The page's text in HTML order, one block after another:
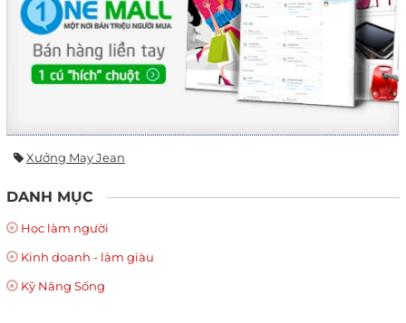
Xưởng May Jean
DANH MỤC
Học làm người
Kinh doanh - làm giàu
Kỹ Năng Sống